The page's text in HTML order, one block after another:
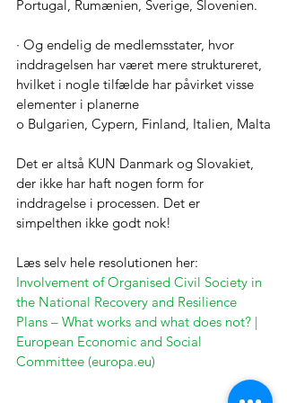
Portugal, Rumænien, Sverige, Slovenien.
· Og endelig de medlemsstater, hvor
inddragelsen har været mere struktureret,
hvilket i nogle tilfælde har påvirket visse
elementer i planerne
o Bulgarien, Cypern, Finland, Italien, Malta
Det er altså KUN Danmark og Slovakiet,
der ikke har haft nogen form for
inddragelse i processen. Det er
simpelthen ikke godt nok!
Læs selv hele resolutionen her:
Involvement of Organised Civil Society in
the National Recovery and Resilience
Plans – What works and what does not? |
European Economic and Social
Committee (europa.eu)